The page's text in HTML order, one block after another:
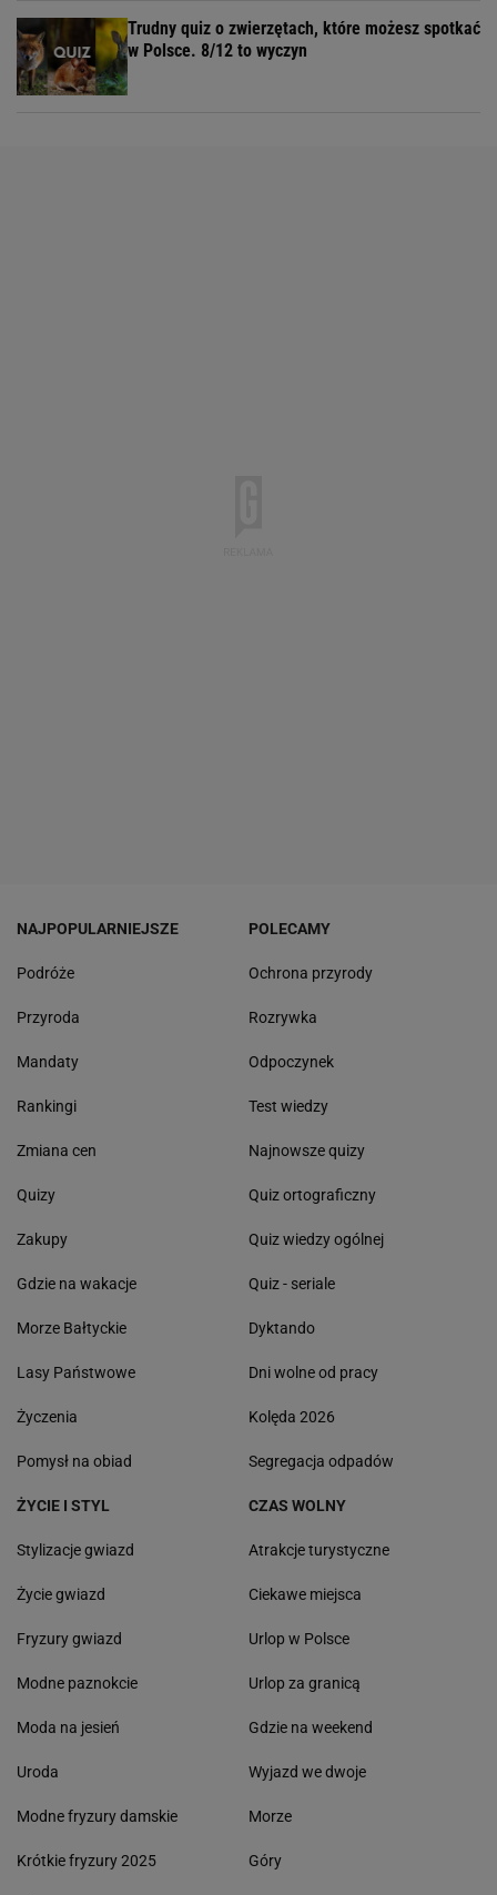
Trudny quiz o zwierzętach, które możesz spotkać
w Polsce. 8/12 to wyczyn
NAJPOPULARNIEJSZE
Podróże
Przyroda
Mandaty
Rankingi
Zmiana cen
Quizy
Zakupy
Gdzie na wakacje
Morze Bałtyckie
Lasy Państwowe
Życzenia
Pomysł na obiad
POLECAMY
Ochrona przyrody
Rozrywka
Odpoczynek
Test wiedzy
Najnowsze quizy
Quiz ortograficzny
Quiz wiedzy ogólnej
Quiz - seriale
Dyktando
Dni wolne od pracy
Kolęda 2026
Segregacja odpadów
ŻYCIE I STYL
Stylizacje gwiazd
Życie gwiazd
Fryzury gwiazd
Modne paznokcie
Moda na jesień
Uroda
Modne fryzury damskie
Krótkie fryzury 2025
CZAS WOLNY
Atrakcje turystyczne
Ciekawe miejsca
Urlop w Polsce
Urlop za granicą
Gdzie na weekend
Wyjazd we dwoje
Morze
Góry